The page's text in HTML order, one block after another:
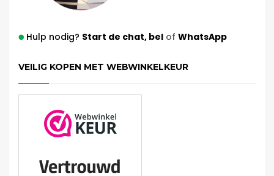
Hulp nodig? Start de chat,belof WhatsApp
VEILIG KOPEN MET WEBWINKELKEUR